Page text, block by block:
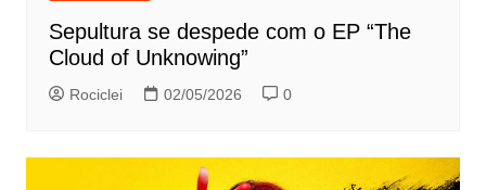
Sepultura se despede com o EP “The
Cloud of Unknowing”
Rociclei 02/05/2026 0